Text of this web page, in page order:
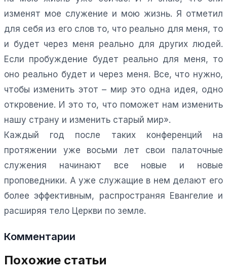
изменят мое служение и мою жизнь. Я отметил
для себя из его слов то, что реально для меня, то
и будет через меня реально для других людей.
Если пробуждение будет реально для меня, то
оно реально будет и через меня. Все, что нужно,
чтобы изменить этот – мир это одна идея, одно
откровение. И это то, что поможет нам изменить
нашу страну и изменить старый мир».
Каждый год после таких конференций на
протяжении уже восьми лет свои палаточные
служения начинают все новые и новые
проповедники. А уже служащие в нем делают его
более эффективным, распространяя Евангелие и
расширяя тело Церкви по земле.
Комментарии
Похожие статьи